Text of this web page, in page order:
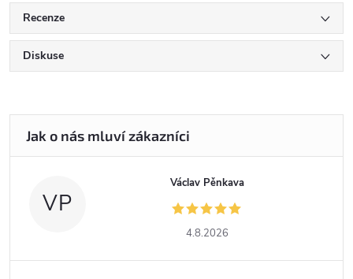
Recenze
Diskuse
VP
Václav Pěnkava
4.8.2026